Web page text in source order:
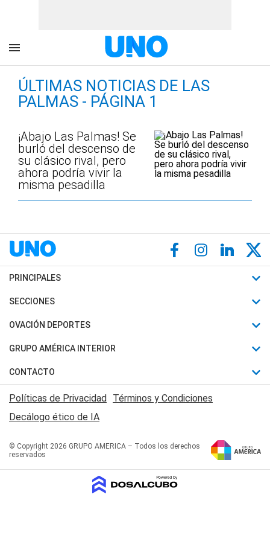
ÚLTIMAS NOTICIAS DE LAS
PALMAS - PÁGINA 1
¡Abajo Las Palmas! Se
burló del descenso de
su clásico rival, pero
ahora podría vivir la
misma pesadilla
PRINCIPALES
Últimas Noticias
Política
Judiciales
Economia
SECCIONES
Horóscopo
Motores
Trucos caseros
Series y Películas
Edictos y Solicitadas
OVACIÓN DEPORTES
Fútbol
Mundial
Automovilismo
Rugby
Básquet
GRUPO AMÉRICA INTERIOR
Canal 7 en Vivo
San Juan 8
CONTACTO
Acerca de Nosotros
Contactanos
Políticas de Privacidad Términos y Condiciones
Decálogo ético de IA
© Copyright 2026 GRUPO AMERICA – Todos los derechos
reservados